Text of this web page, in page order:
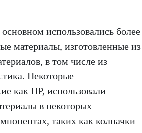
использовались более
материалы, изготовленные из
в том числе из
Некоторые
как HP, использовали
в некоторых
таких как колпачки